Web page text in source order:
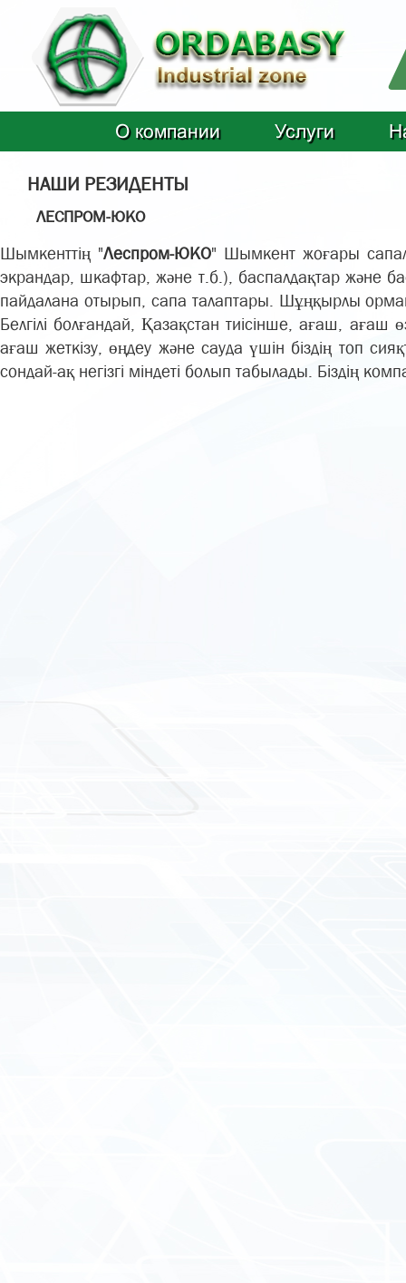
О компании Услуги
НАШИ РЕЗИДЕНТЫ
ЛЕСПРОМ-ЮКО
Шымкенттің "Леспром-ЮКО" Шымкент жоғары
экрандар, шкафтар, және т.б.), баспалдақтар және
пайдалана отырып, сапа талаптары. Шұңқырлы
Белгілі болғандай, Қазақстан тиісінше, ағаш,
ағаш жеткізу, өңдеу және сауда үшін біздің топ
сондай-ақ негізгі міндеті болып табылады. Біздің